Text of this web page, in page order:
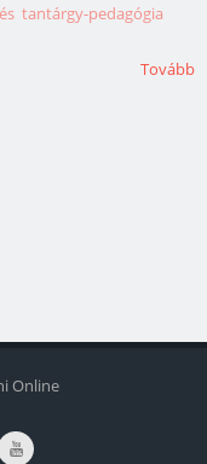
tantárgy-pedagógia
Tovább
Online